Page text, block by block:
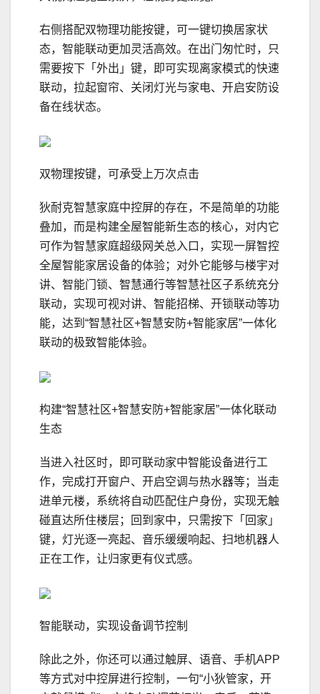
右侧搭配双物理功能按键，可一键切换居家状
态，智能联动更加灵活高效。在出门匆忙时，只
需要按下「外出」键，即可实现离家模式的快速
联动，拉起窗帘、关闭灯光与家电、开启安防设
备在线状态。
双物理按键，可承受上万次点击
狄耐克智慧家庭中控屏的存在，不是简单的功能
叠加，而是构建全屋智能新生态的核心，对内它
可作为智慧家庭超级网关总入口，实现一屏智控
全屋智能家居设备的体验；对外它能够与楼宇对
讲、智能门锁、智慧通行等智慧社区子系统充分
联动，实现可视对讲、智能招梯、开锁联动等功
能，达到“智慧社区+智慧安防+智能家居”一体化
联动的极致智能体验。
构建“智慧社区+智慧安防+智能家居”一体化联动
生态
当进入社区时，即可联动家中智能设备进行工
作，完成打开窗户、开启空调与热水器等；当走
进单元楼，系统将自动匹配住户身份，实现无触
碰直达所住楼层；回到家中，只需按下「回家」
键，灯光逐一亮起、音乐缓缓响起、扫地机器人
正在工作，让归家更有仪式感。
智能联动，实现设备调节控制
除此之外，你还可以通过触屏、语音、手机APP
等方式对中控屏进行控制，一句“小狄管家，开